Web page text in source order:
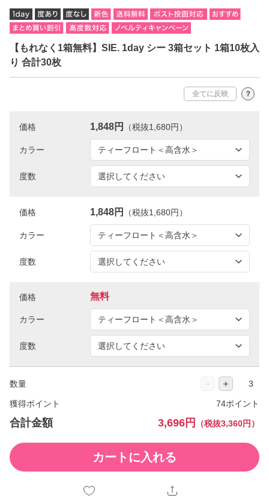
【もれなく1箱無料】SIE. 1day シー 3箱セット 1箱10枚入
り 合計30枚
全てに反映 ？
価格 1,848円 （税抜1,680円）
カラー
度数
価格 1,848円 （税抜1,680円）
カラー
度数
価格 無料
カラー
度数
数量 - ＋
獲得ポイント 74ポイント
合計金額 3,696円 （税抜3,360円）
カートに入れる